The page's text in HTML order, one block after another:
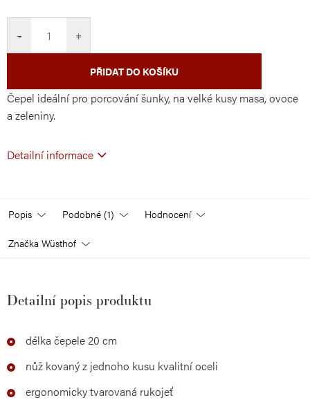
+
−
PŘIDAT DO KOŠÍKU
Čepel ideální pro porcování šunky, na velké kusy masa, ovoce
a zeleniny.
Detailní informace
Popis Podobné (1) Hodnocení
Značka Wüsthof
Detailní popis produktu
délka čepele 20 cm
nůž kovaný z jednoho kusu kvalitní oceli
ergonomicky tvarovaná rukojeť